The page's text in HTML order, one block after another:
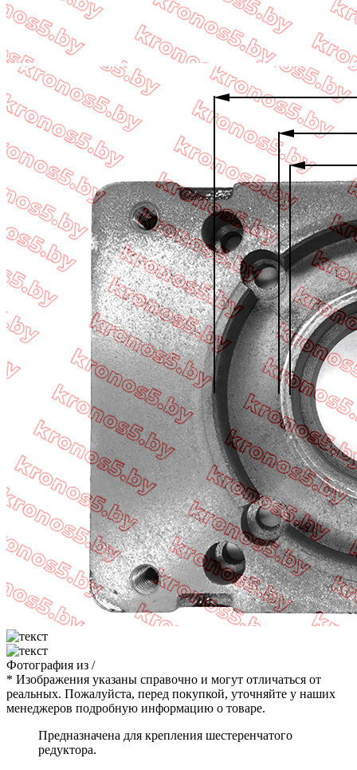
Фотография из /
* Изображения указаны справочно и могут отличаться от
реальных. Пожалуйста, перед покупкой, уточняйте у наших
менеджеров подробную информацию о товаре.
Предназначена для крепления шестеренчатого
редуктора.